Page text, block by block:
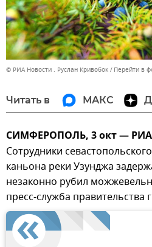
© РИА Новости . Руслан Кривобок Перейти в
Читать в МАКС
СИМФЕРОПОЛЬ, 3 окт —
Сотрудники
каньона реки Узунджа
незаконно рубил
пресс-служба правительства